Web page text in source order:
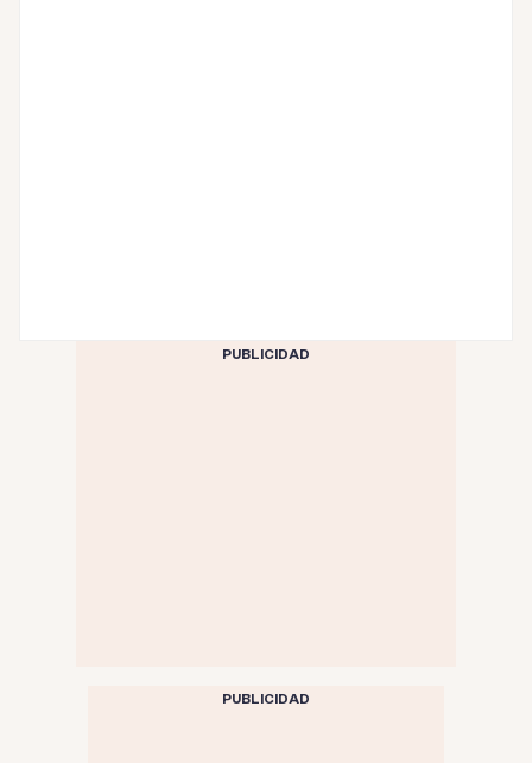
PUBLICIDAD
PUBLICIDAD